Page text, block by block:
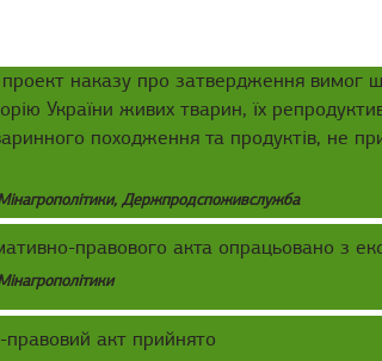
наказу про затвердження вимог
України живих тварин, їх
походження та продуктів, не
Держпродспоживслужба
правового акта опрацьовано з
акт прийнято